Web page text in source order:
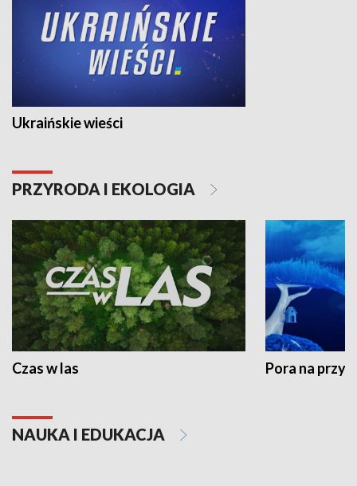
Ukraińskie wieści
PRZYRODA I EKOLOGIA
Czas w las Pora na
NAUKA I EDUKACJA